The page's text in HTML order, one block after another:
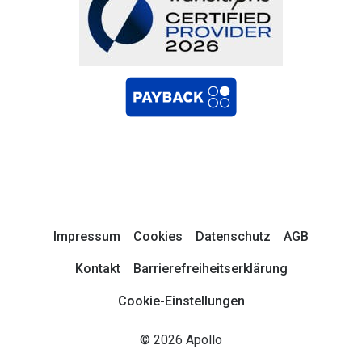
Impressum Cookies Datenschutz AGB
Kontakt Barrierefreiheitserklärung
Cookie-Einstellungen
© 2026 Apollo